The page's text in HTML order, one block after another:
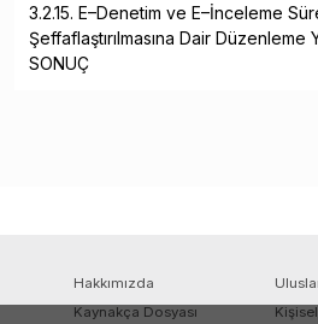
3.2.15. E–Denetim ve E–İnceleme
Şeffaflaştırılmasına Dair Düzenleme
SONUÇ
Hakkımızda
Kaynakça Dosyası